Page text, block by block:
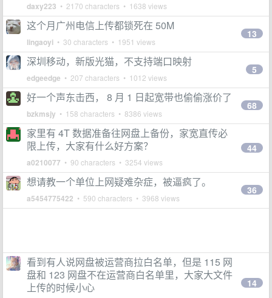
daxy223 • 2170 characters • 1638 views
这个月广州电信上传都锁死在 50M
lingaoyi • 30 characters • 1951 views
13
深圳移动，新版光猫，不支持端口映射
edgeedge • 207 characters • 1012 views
5
好一个声东击西， 8 月 1 日起宽带也偷偷涨价了
bzkmsjy • 158 characters • 8386 views
68
家里有 4T 数据准备往网盘上备份，家宽直传必
限上传，大家有什么好方案？
a0210077 • 90 characters • 3254 views
44
想请教一个单位上网疑难杂症，被逼疯了。
a5454775422 • 590 characters • 3968 views
36
看到有人说网盘被运营商拉白名单，但是 115 网
盘和 123 网盘不在运营商白名单里，大家大文件
上传的时候小心
14